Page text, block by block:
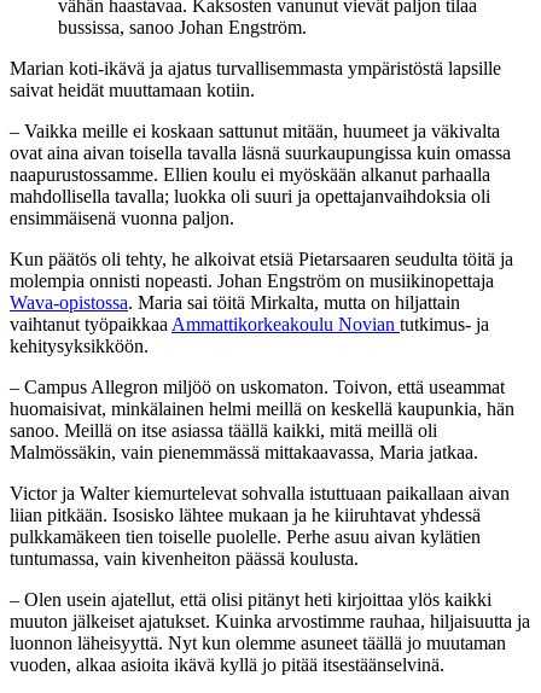
vähän haastavaa. Kaksosten vanunut vievät paljon tilaa
bussissa, sanoo Johan Engström.
Marian koti-ikävä ja ajatus turvallisemmasta ympäristöstä lapsille
saivat heidät muuttamaan kotiin.
– Vaikka meille ei koskaan sattunut mitään, huumeet ja väkivalta
ovat aina aivan toisella tavalla läsnä suurkaupungissa kuin omassa
naapurustossamme. Ellien koulu ei myöskään alkanut parhaalla
mahdollisella tavalla; luokka oli suuri ja opettajanvaihdoksia oli
ensimmäisenä vuonna paljon.
Kun päätös oli tehty, he alkoivat etsiä Pietarsaaren seudulta töitä ja
molempia onnisti nopeasti. Johan Engström on musiikinopettaja
Wava-opistossa. Maria sai töitä Mirkalta, mutta on hiljattain
vaihtanut työpaikkaa Ammattikorkeakoulu Novian tutkimus- ja
kehitysyksikköön.
– Campus Allegron miljöö on uskomaton. Toivon, että useammat
huomaisivat, minkälainen helmi meillä on keskellä kaupunkia, hän
sanoo. Meillä on itse asiassa täällä kaikki, mitä meillä oli
Malmössäkin, vain pienemmässä mittakaavassa, Maria jatkaa.
Victor ja Walter kiemurtelevat sohvalla istuttuaan paikallaan aivan
liian pitkään. Isosisko lähtee mukaan ja he kiiruhtavat yhdessä
pulkkamäkeen tien toiselle puolelle. Perhe asuu aivan kylätien
tuntumassa, vain kivenheiton päässä koulusta.
– Olen usein ajatellut, että olisi pitänyt heti kirjoittaa ylös kaikki
muuton jälkeiset ajatukset. Kuinka arvostimme rauhaa, hiljaisuutta ja
luonnon läheisyyttä. Nyt kun olemme asuneet täällä jo muutaman
vuoden, alkaa asioita ikävä kyllä jo pitää itsestäänselvinä.